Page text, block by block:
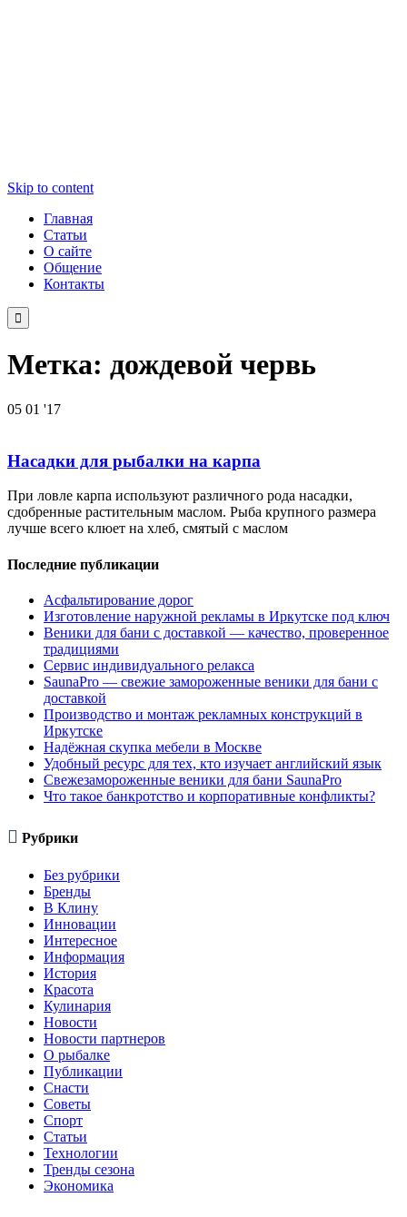
Skip to content
Главная
Статьи
О сайте
Общение
Контакты

Метка: дождевой червь
05 01 '17
Насадки для рыбалки на карпа
При ловле карпа используют различного рода насадки,
сдобренные растительным маслом. Рыба крупного размера
лучше всего клюет на хлеб, смятый с маслом
Последние публикации
Асфальтирование дорог
Изготовление наружной рекламы в Иркутске под ключ
Веники для бани с доставкой — качество, проверенное
традициями
Сервис индивидуального релакса
SaunaPro — свежие замороженные веники для бани с
доставкой
Производство и монтаж рекламных конструкций в
Иркутске
Надёжная скупка мебели в Москве
Удобный ресурс для тех, кто изучает английский язык
Свежезамороженные веники для бани SaunaPro
Что такое банкротство и корпоративные конфликты?
 Рубрики
Без рубрики
Бренды
В Клину
Инновации
Интересное
Информация
История
Красота
Кулинария
Новости
Новости партнеров
О рыбалке
Публикации
Снасти
Советы
Спорт
Статьи
Технологии
Тренды сезона
Экономика